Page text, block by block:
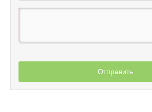
Отправить